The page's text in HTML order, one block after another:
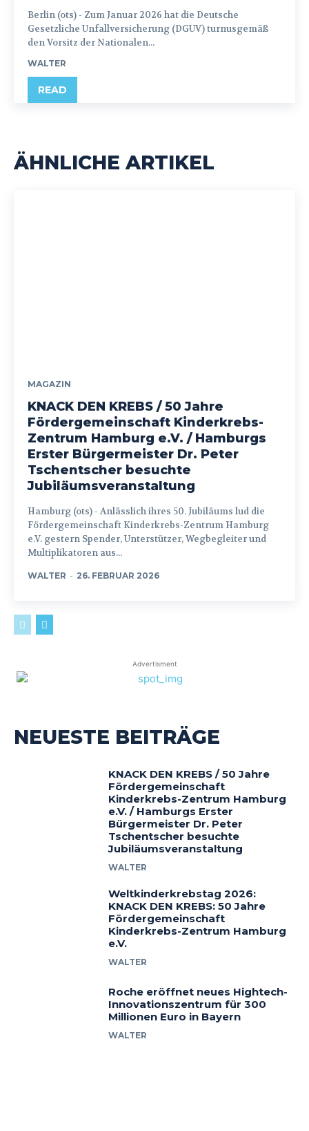
Berlin (ots) - Zum Januar 2026 hat die Deutsche
Gesetzliche Unfallversicherung (DGUV) turnusgemäß
den Vorsitz der Nationalen...
WALTER
READ
ÄHNLICHE ARTIKEL
MAGAZIN
KNACK DEN KREBS / 50 Jahre
Fördergemeinschaft Kinderkrebs-
Zentrum Hamburg e.V. / Hamburgs
Erster Bürgermeister Dr. Peter
Tschentscher besuchte
Jubiläumsveranstaltung
Hamburg (ots) - Anlässlich ihres 50. Jubiläums lud die
Fördergemeinschaft Kinderkrebs-Zentrum Hamburg
e.V. gestern Spender, Unterstützer, Wegbegleiter und
Multiplikatoren aus...
WALTER - 26. FEBRUAR 2026
Advertisment
NEUESTE BEITRÄGE
KNACK DEN KREBS / 50 Jahre
Fördergemeinschaft
Kinderkrebs-Zentrum Hamburg
e.V. / Hamburgs Erster
Bürgermeister Dr. Peter
Tschentscher besuchte
Jubiläumsveranstaltung
WALTER
Weltkinderkrebstag 2026:
KNACK DEN KREBS: 50 Jahre
Fördergemeinschaft
Kinderkrebs-Zentrum Hamburg
e.V.
WALTER
Roche eröffnet neues Hightech-
Innovationszentrum für 300
Millionen Euro in Bayern
WALTER